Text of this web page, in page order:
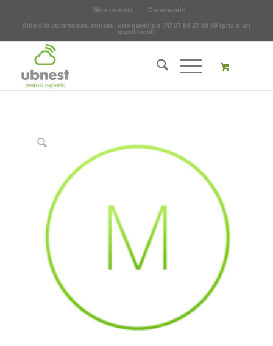
Mon compte
Commande
Aide à la commande, conseil, une question ?✆ 01 84 21 85 89 (prix d'un
appel local)